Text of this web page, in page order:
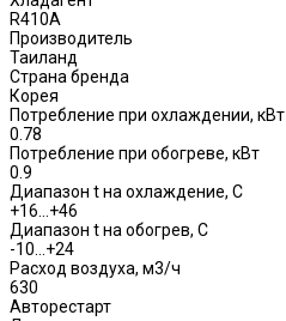
R410A
Производитель
Таиланд
Страна бренда
Корея
Потребление при охлаждении, кВт
0.78
Потребление при обогреве, кВт
0.9
Диапазон t на охлаждение, С
+16...+46
Диапазон t на обогрев, С
-10…+24
Расход воздуха, м3/ч
630
Авторестарт